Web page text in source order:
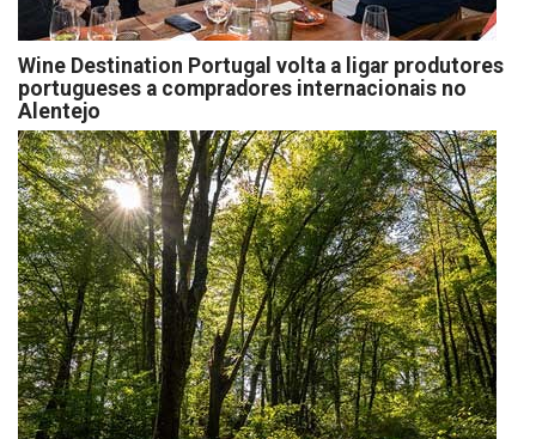
Wine Destination Portugal volta a ligar produtores
portugueses a compradores internacionais no
Alentejo